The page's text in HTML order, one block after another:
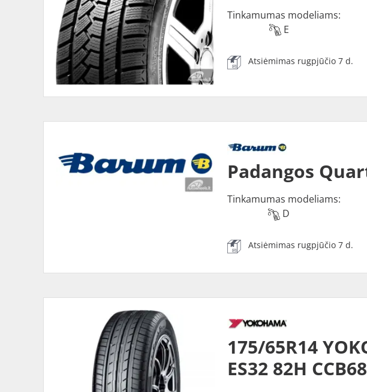
Tinkamumas modeliams:
E
Atsiėmimas rugpjūčio 7 d.
Padangos
Tinkamumas modeliams:
D
Atsiėmimas rugpjūčio 7 d.
175/65R14
ES32 82H CCB68